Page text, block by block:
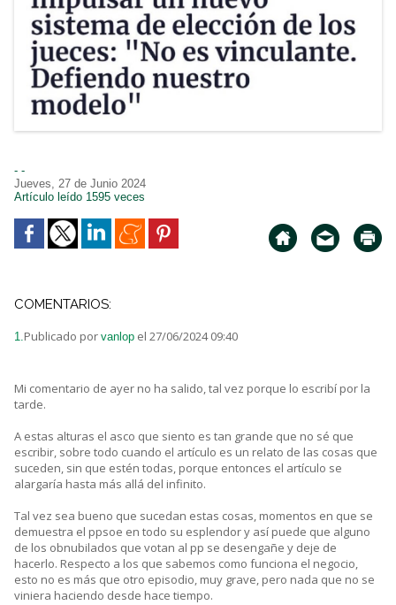
- -
Jueves, 27 de Junio 2024
Artículo leído 1595 veces
COMENTARIOS:
1.Publicado por vanlop el 27/06/2024 09:40
Mi comentario de ayer no ha salido, tal vez porque lo escribí por la
tarde.
A estas alturas el asco que siento es tan grande que no sé que
escribir, sobre todo cuando el artículo es un relato de las cosas que
suceden, sin que estén todas, porque entonces el artículo se
alargaría hasta más allá del infinito.
Tal vez sea bueno que sucedan estas cosas, momentos en que se
demuestra el ppsoe en todo su esplendor y así puede que alguno
de los obnubilados que votan al pp se desengañe y deje de
hacerlo. Respecto a los que sabemos como funciona el negocio,
esto no es más que otro episodio, muy grave, pero nada que no se
viniera haciendo desde hace tiempo.